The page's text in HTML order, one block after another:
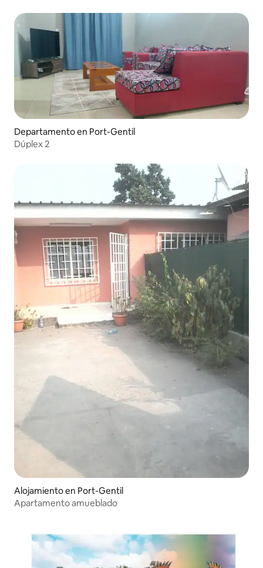
Departamento en Port-Gentil
Dúplex 2
Alojamiento en Port-Gentil
Apartamento amueblado